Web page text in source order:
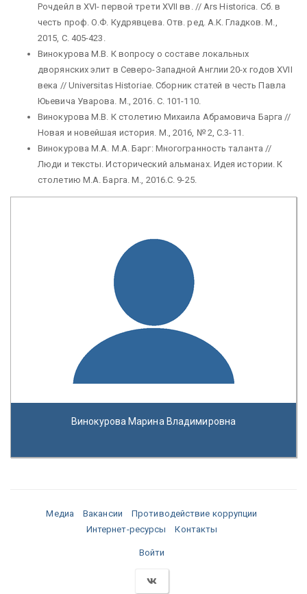
Рочдейл в XVI- первой трети XVII вв. // Ars Historica. Сб. в
честь проф. О.Ф. Кудрявцева. Отв. ред. А.К. Гладков. М.,
2015, С. 405-423.
Винокурова М.В. К вопросу о составе локальных
дворянских элит в Северо-Западной Англии 20-х годов XVII
века // Universitas Historiae. Сборник статей в честь Павла
Юьевича Уварова. М., 2016. С. 101-110.
Винокурова М.В. К столетию Михаила Абрамовича Барга //
Новая и новейшая история. М., 2016, № 2, С.3-11.
Винокурова М.А. М.А. Барг: Многогранность таланта //
Люди и тексты. Исторический альманах. Идея истории. К
столетию М.А. Барга. М., 2016.С. 9-25.
Винокурова Марина Владимировна
Медиа Вакансии
Противодействие коррупции
Интернет-ресурсы
Контакты
Войти